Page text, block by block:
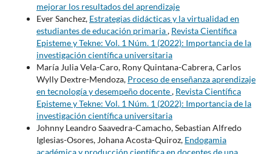
mejorar los resultados del aprendizaje
Ever Sanchez, Estrategias didácticas y la virtualidad en
estudiantes de educación primaria, Revista Científica
Episteme y Tekne: Vol. 1 Núm. 1 (2022): Importancia de la
investigación científica universitaria
María Julia Vela-Caro, Rony Quintana-Cabrera, Carlos
Wylly Dextre-Mendoza, Proceso de enseñanza aprendizaje
en tecnología y desempeño docente, Revista Científica
Episteme y Tekne: Vol. 1 Núm. 1 (2022): Importancia de la
investigación científica universitaria
Johnny Leandro Saavedra-Camacho, Sebastian Alfredo
Iglesias-Osores, Johana Acosta-Quiroz, Endogamia
académica y producción científica en docentes de una